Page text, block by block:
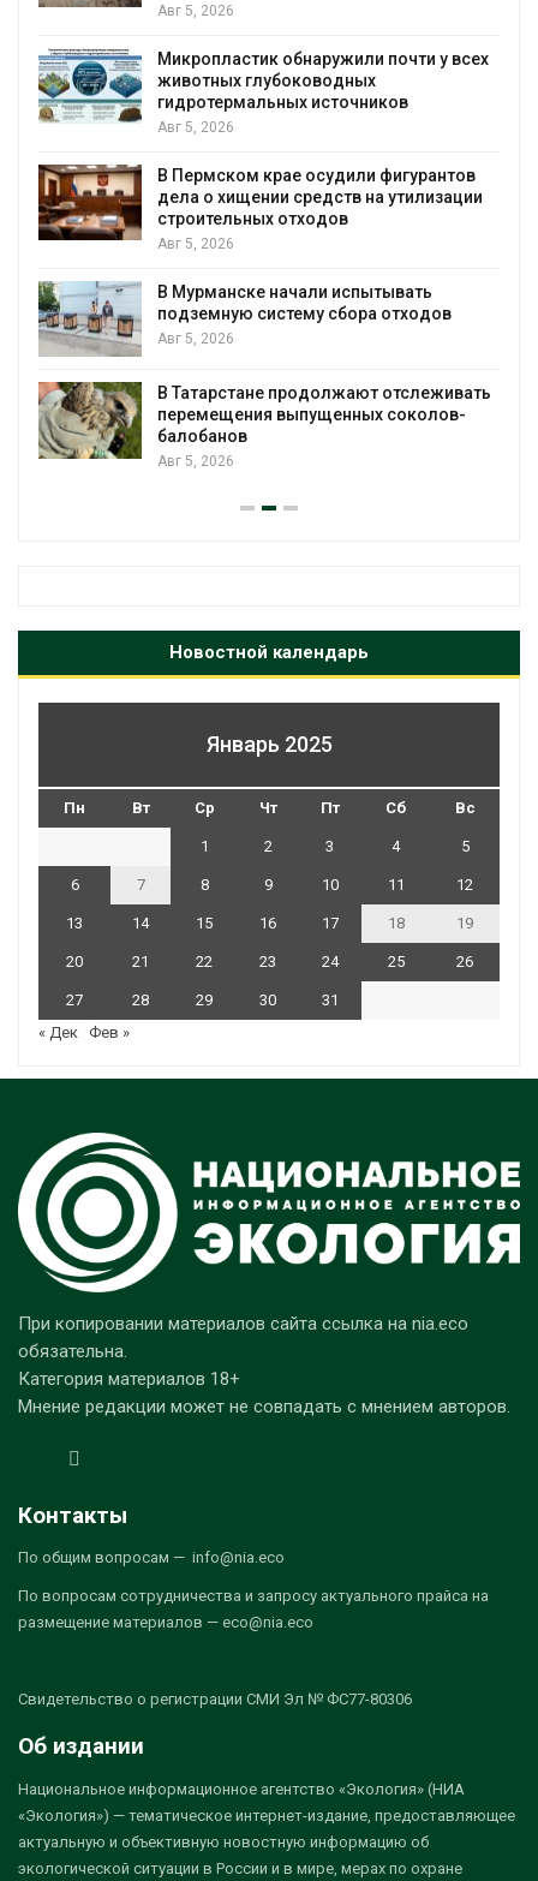
Авг 5, 2026
Микропластик обнаружили почти у всех
животных глубоководных
гидротермальных источников
Авг 5, 2026
В Пермском крае осудили фигурантов
дела о хищении средств на утилизации
строительных отходов
Авг 5, 2026
В Мурманске начали испытывать
подземную систему сбора отходов
Авг 5, 2026
В Татарстане продолжают отслеживать
перемещения выпущенных соколов-
балобанов
Авг 5, 2026
Новостной календарь
Январь 2025
Пн Вт Ср Чт Пт Сб Вс
1 2 3 4 5
6 7 8 9 10 11 12
13 14 15 16 17 18 19
20 21 22 23 24 25 26
27 28 29 30
31
« Дек Фев »
При копировании материалов сайта ссылка на nia.eco
обязательна.
Категория материалов 18+
Мнение редакции может не совпадать с мнением авторов.
Контакты
По общим вопросам — info@nia.eco
По вопросам сотрудничества и запросу актуального прайса на
размещение материалов — eco@nia.eco
Свидетельство о регистрации СМИ Эл № ФС77-80306
Об издании
Национальное информационное агентство «Экология» (НИА
«Экология») — тематическое интернет-издание, предоставляющее
актуальную и объективную новостную информацию об
экологической ситуации в России и в мире, мерах по охране